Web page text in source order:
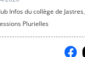
y fait, ce qu'on y
Infos du collège de Jastres,
Plurielles